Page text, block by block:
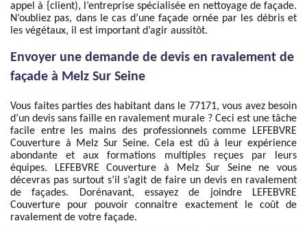
appel à {client), l’entreprise spécialisée en nettoyage de façade.
N’oubliez pas, dans le cas d’une façade ornée par les débris et
les végétaux, il est important d’agir aussitôt.
Envoyer une demande de devis en ravalement de
façade à Melz Sur Seine
Vous faites parties des habitant dans le 77171, vous avez besoin
d’un devis sans faille en ravalement murale ? Ceci est une tâche
facile entre les mains des professionnels comme LEFEBVRE
Couverture à Melz Sur Seine. Cela est dû à leur expérience
abondante et aux formations multiples reçues par leurs
équipes. LEFEBVRE Couverture à Melz Sur Seine ne vous
décevras pas surtout s’il s’agit de faire un devis en ravalement
de façades. Dorénavant, essayez de joindre LEFEBVRE
Couverture pour pouvoir connaitre exactement le coût de
ravalement de votre façade.